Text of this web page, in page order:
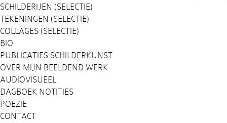
SCHILDERIJEN (SELECTIE)
TEKENINGEN (SELECTIE)
COLLAGES (SELECTIE)
BIO
PUBLICATIES SCHILDERKUNST
OVER MIJN BEELDEND WERK
AUDIOVISUEEL
DAGBOEK NOTITIES
POËZIE
CONTACT